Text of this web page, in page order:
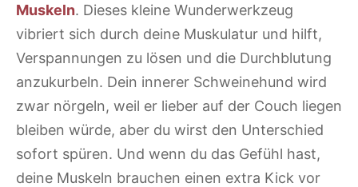
Muskeln. Dieses kleine Wunderwerkzeug
vibriert sich durch deine Muskulatur und hilft,
Verspannungen zu lösen und die Durchblutung
anzukurbeln. Dein innerer Schweinehund wird
zwar nörgeln, weil er lieber auf der Couch liegen
bleiben würde, aber du wirst den Unterschied
sofort spüren. Und wenn du das Gefühl hast,
deine Muskeln brauchen einen extra Kick vor